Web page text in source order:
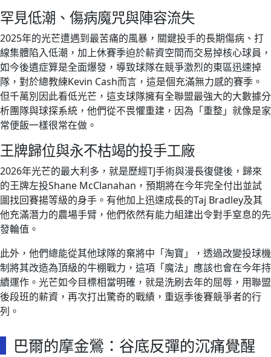
罕見低潮、傷病魔咒與陣容流失
2025年的光芒遭遇到最苦痛的風暴，關鍵投手的長期傷病、打
線集體陷入低潮，加上休賽季迫於薪資空間而交易掉核心球員，
如今後遺症算是全面爆發，導致球隊在競爭激烈的東區迅速掉
隊，對於總教練Kevin Cash而言，這是個充滿無力感的賽季。
但千萬別因此看低光芒，這支球隊擁有全聯盟最強大的大數據分
析團隊與球探系統，他們從不畏懼重建，因為「重整」就像是家
常便飯一樣很常在做。
王牌歸位與永不枯竭的投手工廠
2026年光芒的最大利多，就是歷經TJ手術與漫長復健後，歸來
的王牌左投Shane McClanahan，預期將在今年完全付出並試
圖找回賽揚等級的身手。有他加上迅速成長的Taj Bradley及其
他充滿潛力的農場手臂，他們依然有能力組建出令對手窒息的先
發輪值。
此外，他們總能從其他球隊的棄將中「淘寶」，透過改變投球機
制將其改造為頂級的牛棚戰力，這項「魔法」應該也會在今年持
續運作。光芒如今目標相當明確，就是洗刷去年的屈辱，用聯盟
後段班的薪資，再次打出驚奇的戰績，重返季後賽競爭者的行
列。
巴爾的摩金鶯：谷底反彈的沉痛覺醒